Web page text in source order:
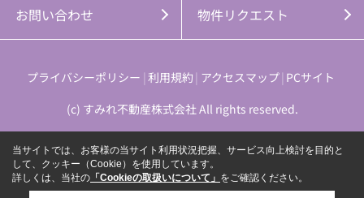
お問い合わせ 物件リクエスト
プライバシーポリシー 利用規約 アクセスマップ PCサイト
(c) すみれ不動産株式会社 All rights reserved.
当サイトでは、お客様の当サイト利用状況把握、サービス向上検討を目的と
して、クッキー（Cookie）を使用しています。
詳しくは、当社の 「Cookieの取扱いについて」 をご確認ください。